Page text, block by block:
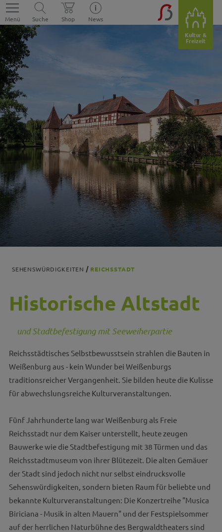
Menü Suche Shop
News
Kultur &
Freizeit
SEHENSWÜRDIGKEITEN REICHSSTADT
Historische Altstadt
und Stadtbefestigung mit Seeweiherpartie
Reichsstädtisches Selbstbewusstsein strahlen die Bauten in
Weißenburg aus - kein Wunder bei Weißenburgs
traditionsreicher Vergangenheit. Sie bilden heute die Kulisse
für abwechslungsreiche Kulturveranstaltungen.
Fünf Jahrhunderte lang war Weißenburg als Freie
Reichsstadt nur dem Kaiser unterstellt, heute zeugen
Bauwerke wie die Stadtbefestigung mit 38 Türmen und das
Reichsstadtmuseum von ihrer Blütezeit. Die alten Gemäuer
der Stadt sind jedoch nicht nur selbst eindrucksvolle
Sehenswürdigkeiten, sondern bieten Raum für beliebte und
bekannte Kulturveranstaltungen: Die Konzertreihe "Musica
Biriciana - Musik in alten Mauern" und der Festspielsommer
auf der herrlichen Naturbühne des Bergwaldtheaters sind